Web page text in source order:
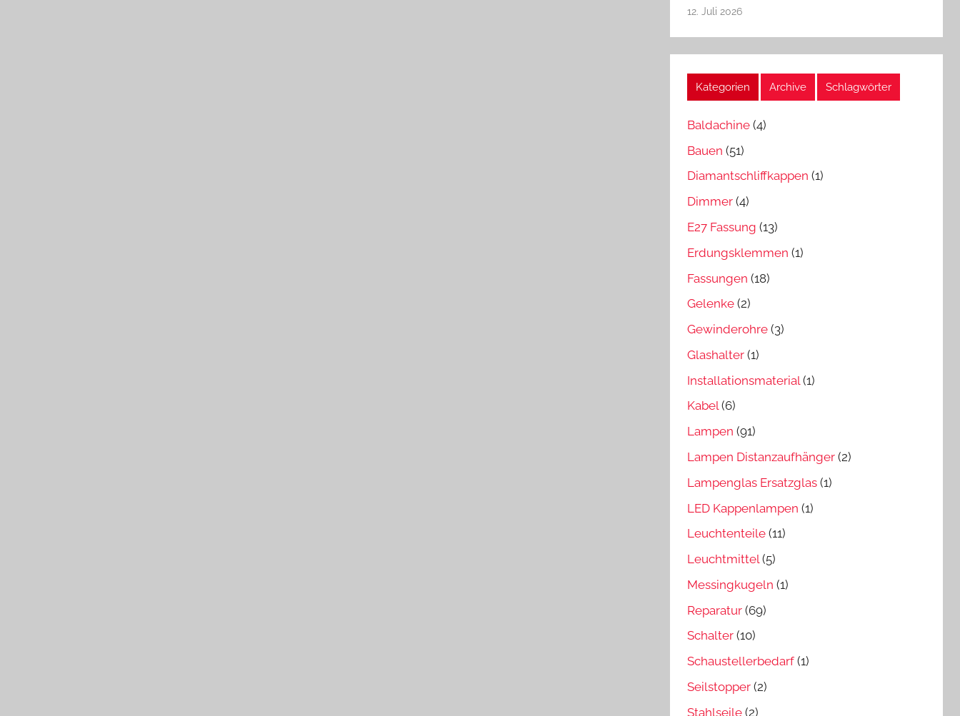
12. Juli 2026
Kategorien Archive Schlagwörter
Baldachine (4)
Bauen (51)
Diamantschliffkappen (1)
Dimmer (4)
E27 Fassung (13)
Erdungsklemmen (1)
Fassungen (18)
Gelenke (2)
Gewinderohre (3)
Glashalter (1)
Installationsmaterial (1)
Kabel(6)
Lampen (91)
Lampen Distanzaufhänger (2)
Lampenglas Ersatzglas (1)
LED Kappenlampen (1)
Leuchtenteile (11)
Leuchtmittel(5)
Messingkugeln (1)
Reparatur (69)
Schalter (10)
Schaustellerbedarf (1)
Seilstopper (2)
Stahlseile (2)